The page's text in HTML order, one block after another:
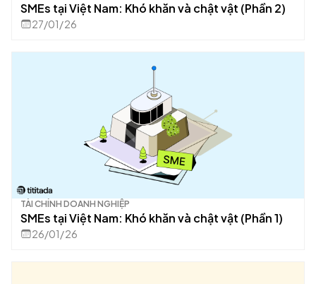
SMEs tại Việt Nam: Khó khăn và chật vật (Phần 2)
27/01/26
TÀI CHÍNH DOANH NGHIỆP
SMEs tại Việt Nam: Khó khăn và chật vật (Phần 1)
26/01/26